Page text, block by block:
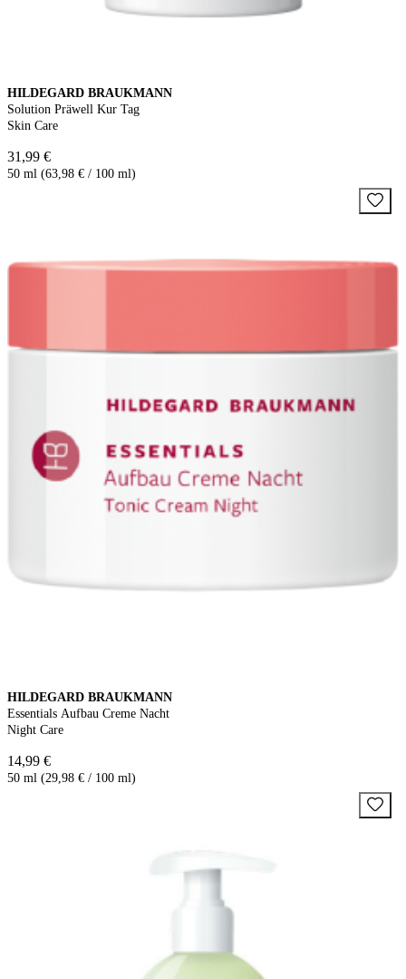
HILDEGARD BRAUKMANN
Solution Präwell Kur Tag
Skin Care
31,99 €
50 ml (63,98 € / 100 ml)
HILDEGARD BRAUKMANN
Essentials Aufbau Creme Nacht
Night Care
14,99 €
50 ml (29,98 € / 100 ml)